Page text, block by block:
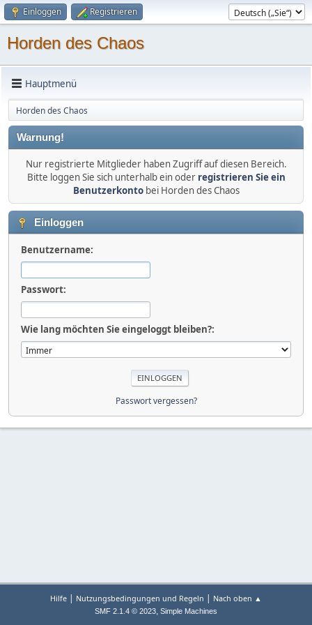
Einloggen Registrieren
Horden des Chaos
Hauptmenü
Horden des Chaos
Warnung!
Nur registrierte Mitglieder haben Zugriff auf diesen Bereich.
Bitte loggen Sie sich unterhalb ein oder registrieren Sie ein
Benutzerkontobei Horden des Chaos
Einloggen
Benutzername:
Passwort:
Wie lang möchten Sie eingeloggt bleiben?:
Passwort vergessen?
Hilfe | Nutzungsbedingungen und Regeln | Nach oben ▲
SMF 2.1.4 © 2023, Simple Machines